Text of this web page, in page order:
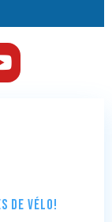
de vélo!